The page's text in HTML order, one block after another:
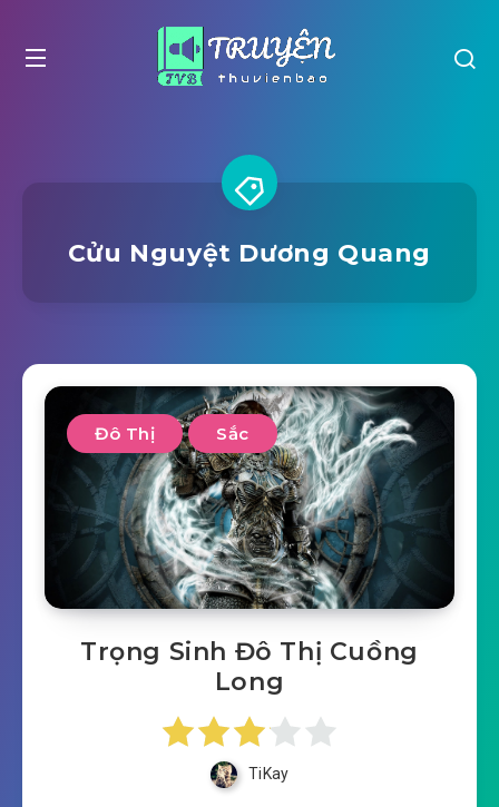
Cửu Nguyệt Dương Quang
Đô Thị Sắc
Trọng Sinh Đô Thị Cuồng
Long
TiKay